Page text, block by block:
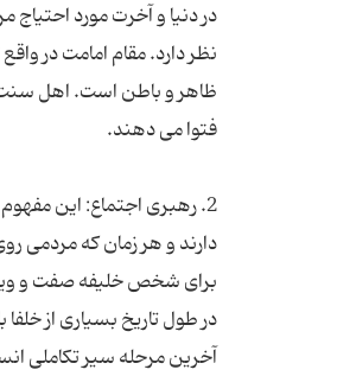
در دنیا و آخرت مورد
نظر دارد. مقام امامت در
ظاهر و باطن است. اهل سنت
2. رهبری اجتماع: این
دارند و هر زمان که مردمی
برای شخص خلیفه صفت و
در طول تاریخ بسیاری از
آخرین مرحله سیر تکاملی